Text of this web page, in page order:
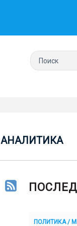
АНАЛИТИКА
ПОЛИТИКА /